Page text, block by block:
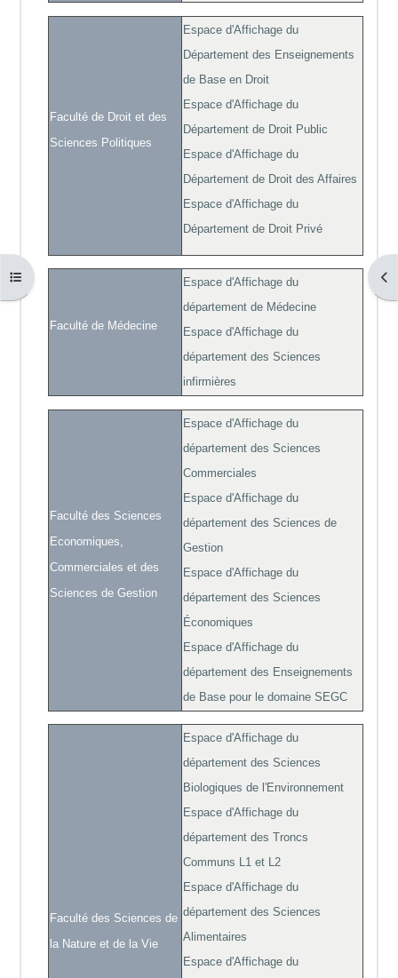
Open course index
Faculté de Droit et des
Sciences Politiques
Espace d'Affichage du
Département des Enseignements
de Base en Droit
Espace d'Affichage du
Département de Droit Public
Espace d'Affichage du
Département de Droit des Affaires
Espace d'Affichage du
Département de Droit Privé
Faculté de Médecine
Espace d'Affichage du
département de Médecine
Espace d'Affichage du
département des Sciences
infirmières
Faculté des Sciences
Economiques,
Commerciales et des
Sciences de Gestion
Espace d'Affichage du
département des Sciences
Commerciales
Espace d'Affichage du
département des Sciences de
Gestion
Espace d'Affichage du
département des Sciences
Économiques
Espace d'Affichage du
département des Enseignements
de Base pour le domaine SEGC
Faculté des Sciences de
la Nature et de la Vie
Espace d'Affichage du
département des Sciences
Biologiques de l'Environnement
Espace d'Affichage du
département des Troncs
Communs L1 et L2
Espace d'Affichage du
département des Sciences
Alimentaires
Espace d'Affichage du